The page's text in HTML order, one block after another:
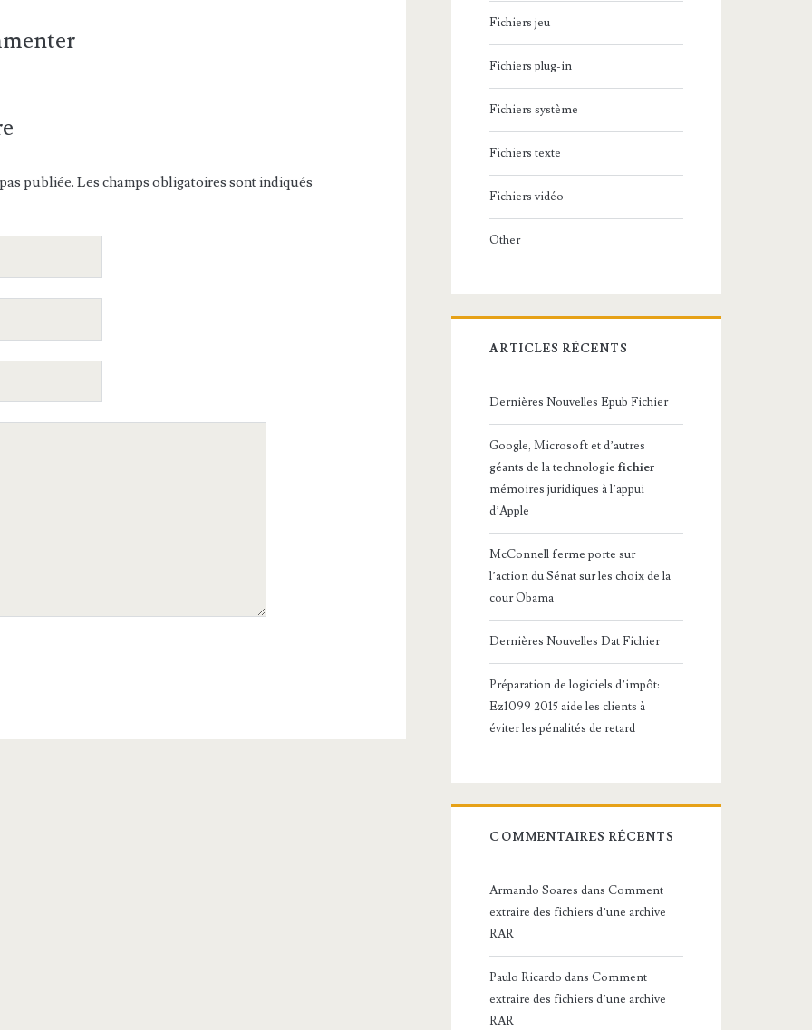
publiée. Les champs obligatoires sont indiqués
Fichiers jeu
Fichiers plug-in
Fichiers système
Fichiers texte
Fichiers vidéo
Other
ARTICLES RÉCENTS
Dernières Nouvelles Epub Fichier
Google, Microsoft et d’autres
géants de la technologiefichier
mémoires juridiques à l’appui
d’Apple
McConnell ferme porte sur
l’action du Sénat sur les choix de la
cour Obama
Dernières Nouvelles Dat Fichier
Préparation de logiciels d’impôt:
Ez1099 2015 aide les clients à
éviter les pénalités de retard
COMMENTAIRES RÉCENTS
Armando Soares dansComment
extraire des fichiers d’une archive
RAR
Paulo Ricardo dansComment
extraire des fichiers d’une archive
RAR